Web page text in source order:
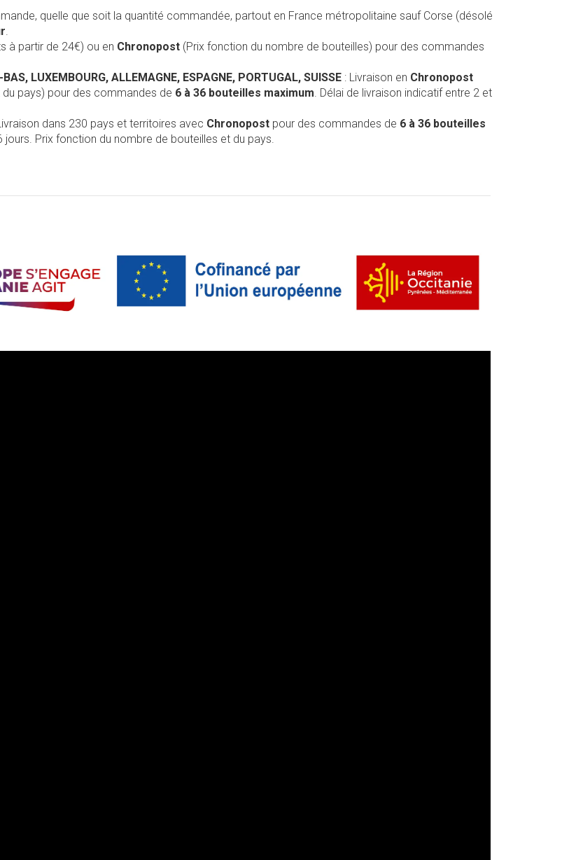
quelle que soit la quantité commandée, partout en France métropolitaine sauf Corse (désolé
.
à partir de 24€) ou en Chronopost (Prix fonction du nombre de bouteilles) pour des commandes
BAS, LUXEMBOURG, ALLEMAGNE, ESPAGNE, PORTUGAL, SUISSE : Livraison en Chronopost
pays) pour des commandes de 6 à 36 bouteilles maximum. Délai de livraison indicatif entre 2 et
dans 230 pays et territoires avec Chronopost pour des commandes de 6 à 36 bouteilles
Prix fonction du nombre de bouteilles et du pays.